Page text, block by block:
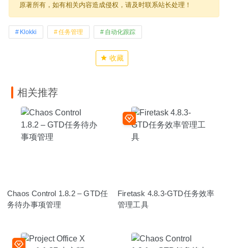
原著所有，如有相关内容造成侵权，请及时联系站长处理！
Klokki 任务管理 自动化跟踪
收藏
相关推荐
Chaos Control 1.8.2 – GTD任
务待办事项管理
Firetask 4.8.3-GTD任务效率
管理工具